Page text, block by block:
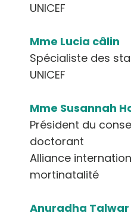
UNICEF
Mme Lucia câlin
Spécialiste des
UNICEF
Mme Susannah
Président du
doctorant
Alliance
mortinatalité
Anuradha Talwar